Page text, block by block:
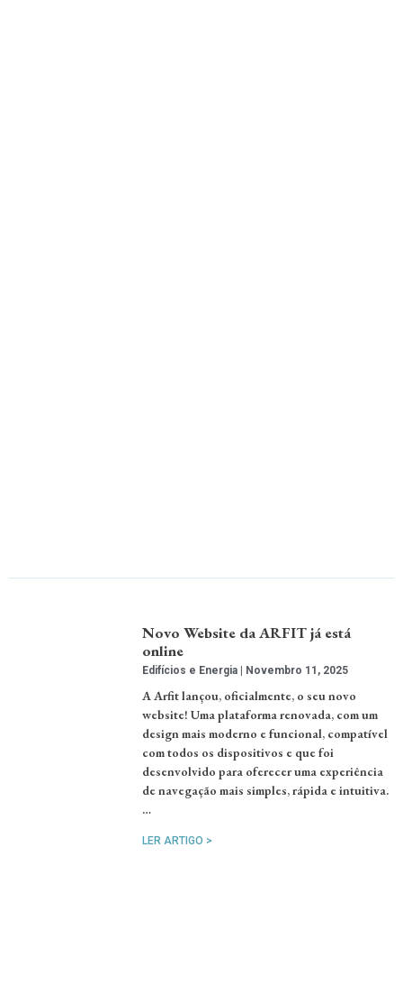
Novo Website da ARFIT já está
online
Edifícios e Energia Novembro 11, 2025
A Arfit lançou, oficialmente, o seu novo
website! Uma plataforma renovada, com um
design mais moderno e funcional, compatível
com todos os dispositivos e que foi
desenvolvido para oferecer uma experiência
de navegação mais simples, rápida e intuitiva.
…
LER ARTIGO >